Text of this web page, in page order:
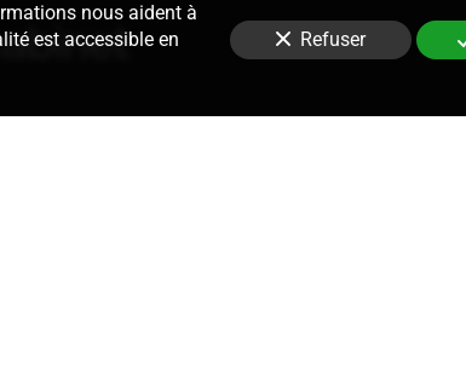
nous aident à
est accessible en
Refuser